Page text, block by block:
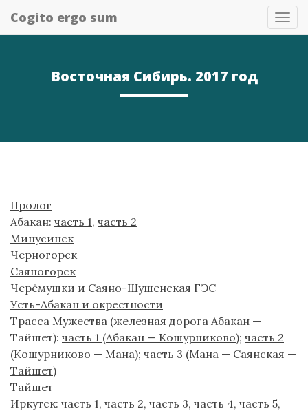
T
o
v
Cogito ergo sum
Восточная Сибирь. 2017 год
Пролог
Абакан: часть 1, часть 2
Минусинск
Черногорск
Саяногорск
Черёмушки и Саяно-Шушенская ГЭС
Усть-Абакан и окрестности
Трасса Мужества (железная дорога Абакан —
Тайшет): часть 1 (Абакан — Кошурниково); часть 2
(Кошурниково — Мана); часть 3 (Мана — Саянская —
Тайшет)
Тайшет
Иркутск: часть 1, часть 2, часть 3, часть 4, часть 5,